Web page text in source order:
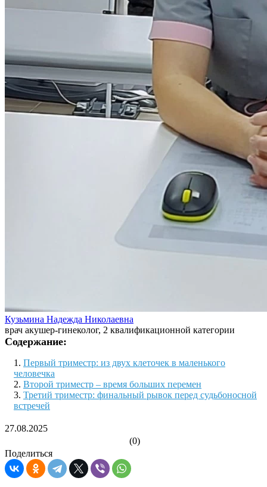
Кузьмина Надежда Николаевна
врач акушер-гинеколог, 2 квалификационной категории
Содержание:
Первый триместр: из двух клеточек в маленького
человечка
Второй триместр – время больших перемен
Третий триместр: финальный рывок перед судьбоносной
встречей
27.08.2025
(0)
Поделиться